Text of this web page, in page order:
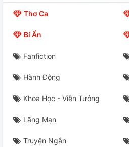
Thơ Ca
Bí Ẩn
Fanfiction
Hành Động
Khoa Học - Viễn Tưởng
Lãng Mạn
Truyện Ngắn